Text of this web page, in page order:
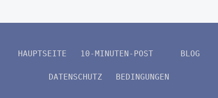
HAUPTSEITE 10-MINUTEN-POST BLOG
DATENSCHUTZ BEDINGUNGEN